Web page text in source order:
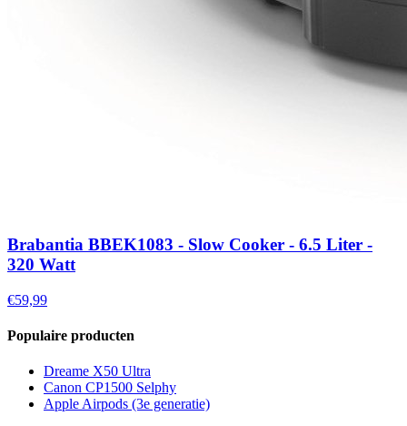
Brabantia BBEK1083 - Slow Cooker - 6.5 Liter -
320 Watt
€59,99
Populaire producten
Dreame X50 Ultra
Canon CP1500 Selphy
Apple Airpods (3e generatie)